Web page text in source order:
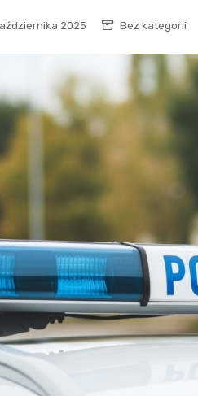
2025 Bez kategorii